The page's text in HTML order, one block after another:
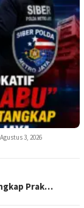
Agustus 3, 2026
Prak…